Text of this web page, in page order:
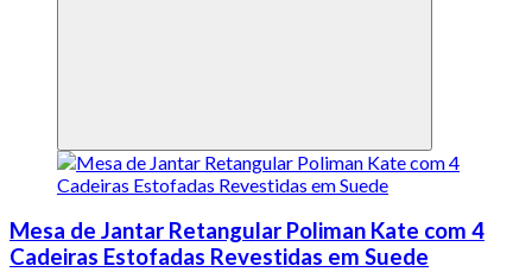
Mesa de Jantar Retangular Poliman Kate com 4
Cadeiras Estofadas Revestidas em Suede